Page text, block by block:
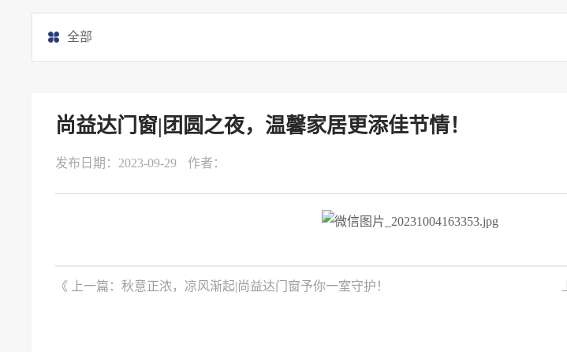
全部
尚益达门窗|团圆之夜，温馨家居更添佳节情！
发布日期：2023-09-29 作者：
《 上一篇：秋意正浓，凉风渐起|尚益达门窗予你一室守护！